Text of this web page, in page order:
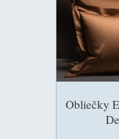
Obliečky